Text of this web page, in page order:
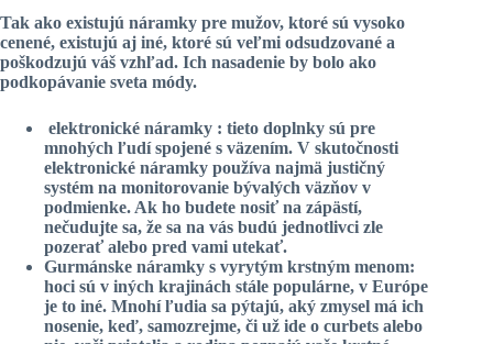
Tak ako existujú náramky pre mužov, ktoré sú vysoko
cenené, existujú aj iné, ktoré sú veľmi odsudzované a
poškodzujú váš vzhľad. Ich nasadenie by bolo ako
podkopávanie sveta módy.
elektronické náramky : tieto doplnky sú pre
mnohých ľudí spojené s väzením. V skutočnosti
elektronické náramky používa najmä justičný
systém na monitorovanie bývalých väzňov v
podmienke. Ak ho budete nosiť na zápästí,
nečudujte sa, že sa na vás budú jednotlivci zle
pozerať alebo pred vami utekať.
Gurmánske náramky s vyrytým krstným menom:
hoci sú v iných krajinách stále populárne, v Európe
je to iné. Mnohí ľudia sa pýtajú, aký zmysel má ich
nosenie, keď, samozrejme, či už ide o curbets alebo